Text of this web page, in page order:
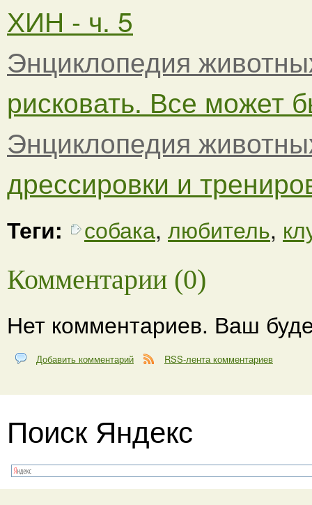
ХИН - ч. 5
Энциклопедия
рисковать. Все может
Энциклопедия
дрессировки и
Теги: собака, любитель,
Комментарии (0)
Нет комментариев. Ваш
Добавить комментарий RSS-лента комментариев
Поиск Яндекс